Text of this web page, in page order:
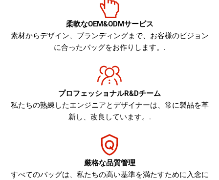
柔軟なOEM&ODMサービス
素材からデザイン、ブランディングまで、お客様のビジョン
に合ったバッグをお作りします。.
プロフェッショナルR&Dチーム
私たちの熟練したエンジニアとデザイナーは、常に製品を革
新し、改良しています。.
厳格な品質管理
すべてのバッグは、私たちの高い基準を満たすために入念に